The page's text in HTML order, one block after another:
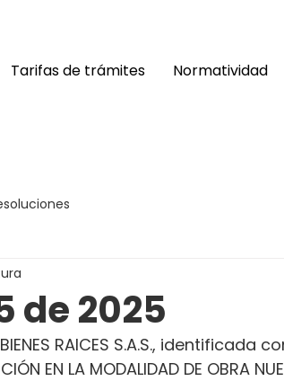
Tarifas de trámites Normatividad
de 2025
RAICES S.A.S., identificada
EN LA MODALIDAD DE OBRA